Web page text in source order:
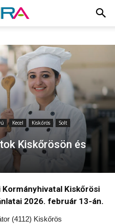
Kecel Kiskőrös
Solt
Kiskőrösön és
Kiskőrösi
2026. február 13-án.
(4112) Kiskőrös